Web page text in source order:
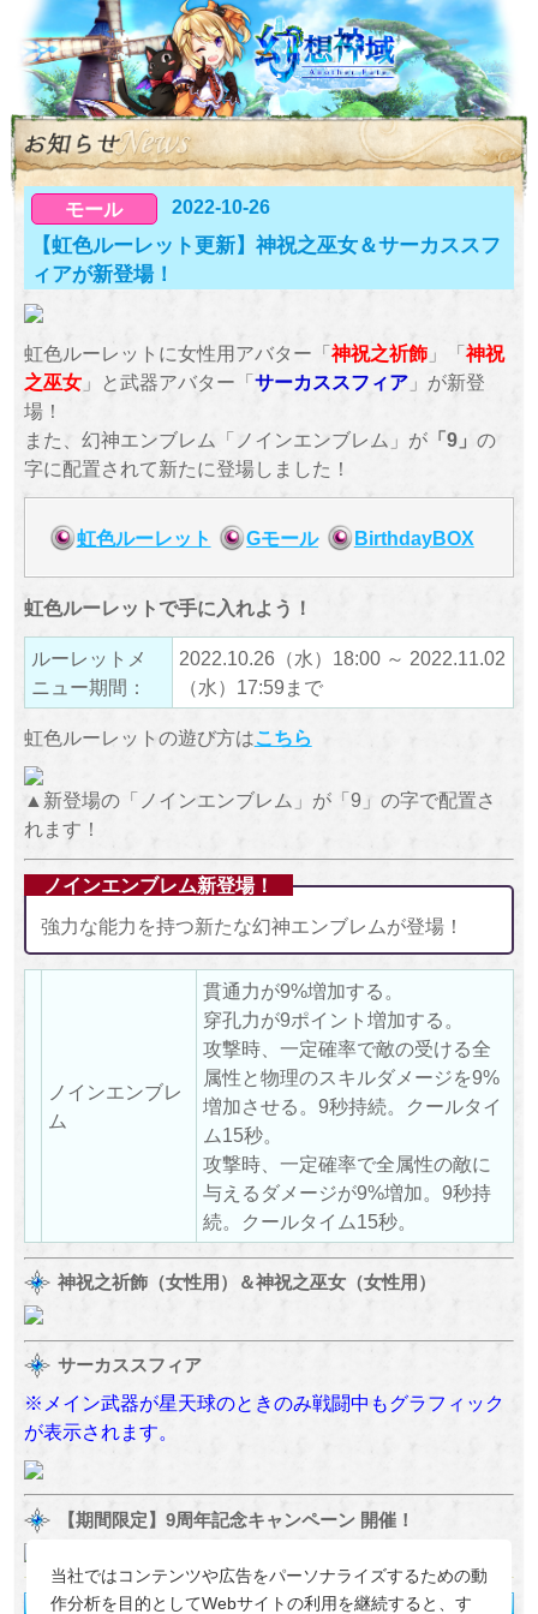
当社ではコンテンツや広告をパーソナライズするための動
作分析を目的としてWebサイトの利用を継続すると、す
モール 2022-10-26
【虹色ルーレット更新】神祝之巫女＆サーカススフ
ィアが新登場！
虹色ルーレットに女性用アバター「神祝之祈飾」「神祝
之巫女」と武器アバター「サーカススフィア」が新登
場！
また、幻神エンブレム「ノインエンブレム」が「9」 の
字に配置されて新たに登場しました！
虹色ルーレット Gモール BirthdayBOX
虹色ルーレットで手に入れよう！
ルーレットメ
ニュー期間：
2022.10.26（水）18:00 ～ 2022.11.02
（水）17:59まで
虹色ルーレットの遊び方はこちら
▲新登場の「ノインエンブレム」が「9」の字で配置さ
れます！
ノインエンブレム新登場！
強力な能力を持つ新たな幻神エンブレムが登場！
ノインエンブレ
ム
貫通力が9%増加する。
穿孔力が9ポイント増加する。
攻撃時、一定確率で敵の受ける全
属性と物理のスキルダメージを9%
増加させる。9秒持続。クールタイ
ム15秒。
攻撃時、一定確率で全属性の敵に
与えるダメージが9%増加。9秒持
続。クールタイム15秒。
神祝之祈飾（女性用）＆神祝之巫女（女性用）
サーカススフィア
※メイン武器が星天球のときのみ戦闘中もグラフィック
が表示されます。
【期間限定】9周年記念キャンペーン 開催！